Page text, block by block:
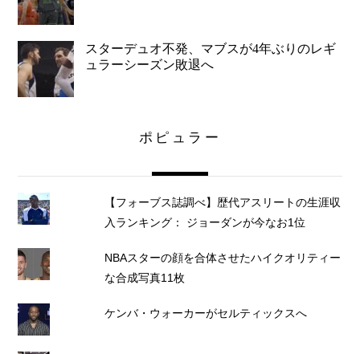
スターデュオ不発、マブスが4年ぶりのレギ
ュラーシーズン敗退へ
ポピュラー
【フォーブス誌調べ】歴代アスリートの生涯収
入ランキング： ジョーダンが今なお1位
NBAスターの顔を合体させたハイクオリティー
な合成写真11枚
ケンバ・ウォーカーがセルティックスへ